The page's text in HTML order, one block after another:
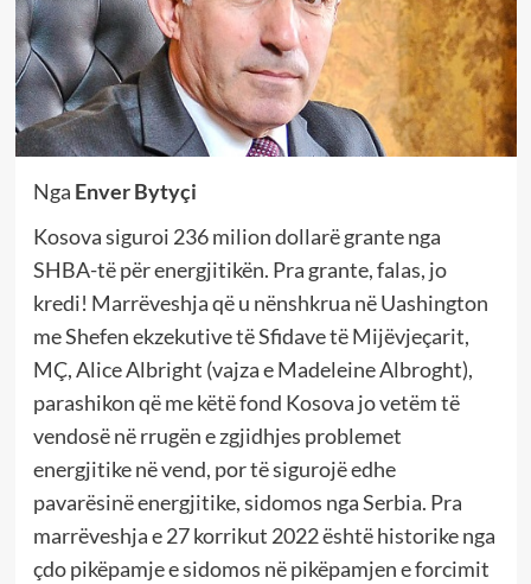
Nga Enver Bytyçi
Kosova siguroi 236 milion dollarë grante nga
SHBA-të për energjitikën. Pra grante, falas, jo
kredi! Marrëveshja që u nënshkrua në Uashington
me Shefen ekzekutive të Sfidave të Mijëvjeçarit,
MÇ, Alice Albright (vajza e Madeleine Albroght),
parashikon që me këtë fond Kosova jo vetëm të
vendosë në rrugën e zgjidhjes problemet
energjitike në vend, por të sigurojë edhe
pavarësinë energjitike, sidomos nga Serbia. Pra
marrëveshja e 27 korrikut 2022 është historike nga
çdo pikëpamje e sidomos në pikëpamjen e forcimit